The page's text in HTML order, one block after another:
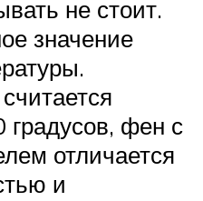
не стоит.
значение
градусов, фен с
отличается
и